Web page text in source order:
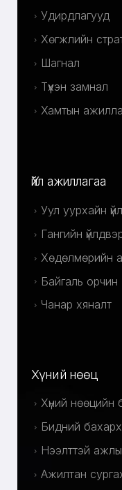
Удирдлагууд
Хөгжлийн
Шагнал
Түүхэн замнал
Хамтын
Үйл ажиллагаа
Уул уурхайн
Гангийн
Хөдөлмөрийн
Байгаль орчин
Чанар хяналт
Хүний нөөц
Хүний нөөцийн
Бидний
Нээлттэй
Ажилтан